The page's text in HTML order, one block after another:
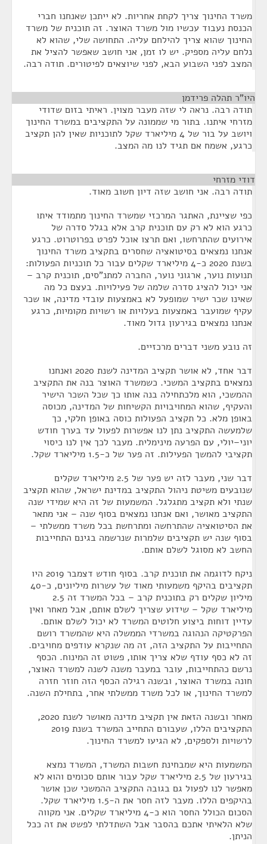
משרד החינוך צריך לקחת אחריות. לא ייתכן שאנחנו חברי
הכנסת נעבוד עכשיו מול משרד האוצר. זה תוכנית של משרד
החינוך שהוא צריך להילחם עליה. התחושה שלי, שהוא לא
נלחם עליה מספיק. יש לו זמן, אני חושב שאפשר להציל את
המצב לפני השבוע הבא, לפני שיוצאים לפיטורים. תודה רבה.
היו"ר תהלה פרידמן
תודה רבה. נראה לי שזה מעבר מצוין. ראיתי בזום שדודי
מזרחי איתנו. בתור מי שממונה על התקציבים במשרד החינוך
ויושב על בור של 4 מיליארד שקל לתוכניות שאין להן תקציב
כרגע, אשמח אם תגיד לנו מה המצב.
דודי מזרחי
תודה רבה. אני חושב שזה דיון חשוב מאוד.
כפי שציינת, האתגר המרכזי שמשרד החינוך מתמודד איתו
כרגע הוא לא רק עם תוכנית קרב אלא בגלל סדרה של
אירועים שהתרחשו, ואם תרצו אוכל לפרט בפרוטרוט. כרגע
אנחנו נמצאים בסיטואציה שחסרים בתקציב משרד החינוך
בשנת 2020 כ-4 מיליארד שקלים עבור כל תוכניות הפעולות:
תנועות נוער, ארגוני נוער, החברה למתנ"סים, תוכנית קרב –
אני יכול להציג סדרה שלמה של פעילויות. בעצם כל מה
שאינו שכר ישיר שמופעל לא באמצעות עובדי מדינה, או שכר
עקיף שמועבר באמצעות בעלויות או רשויות מקומיות, כרגע
אנחנו נמצאים בגירעון גדול מאוד.
זה נובע משני דברים מרכזיים.
דבר אחד, לא אושר תקציב המדינה לשנת 2020 ואנחנו
נמצאים בתקציב המשכי. כשמשרד האוצר בנה את התקציב
ההמשכי, הוא מלכתחילה בנה אותו כך שכל השכר הישיר
והעקיף, שהוא המחויבויות הקשיחות של המדינה, מכוסה
באופן מלא. כל תקציב הפעולות כוסה באופן חלקי, כך
שלמעשה התקציב נתן לנו אפשרות לפעול עד בערך חודש
יוני–יולי, עם הפרעה מינימלית. מעבר לכך אין לנו כיסוי
תקציבי להמשך הפעילות. זה פער של כ-1.5 מיליארד שקל.
דבר שני, מעבר לזה יש פער של 2.5 מיליארד שקלים
שנובעים משיטת ניהול התקציב במדינת ישראל, שהוא תקציב
שנתי ולא תקציב מתגלגל. המשמעות של זה היא שמידי שנה
התקציב מאושר, ואם אנחנו נמצאים בסוף שנה – אני מתאר
את הסיטואציה שהתרחשה ומתרחשת בכל משרד ממשלתי –
בסוף שנה יש תקציבים שלמרות שנרשמה בגינם התחייבות
החשב לא מסוגל לשלם אותם.
ניקח לדוגמה את תוכנית קרב. בסוף חודש דצמבר 2019 היו
תקציבים בהיקף משמעותי מאוד של עשרות מיליונים, כ-40
מיליון שקלים רק בתוכנית קרב – בכל המשרד זה 2.5
מיליארד שקל – שידוע שצריך לשלם אותם, אבל מאחר ואין
עדיין דוחות ביצוע חלוטים המשרד לא יכול לשלם אותם.
הפרקטיקה הנהוגה במשרדי הממשלה היא שהמשרד רושם
התחייבות על התקציב הזה, זה מה שנקרא עודפים מחויבים.
זה לא כסף עודף שלא צריך אותו, פשוט זה המינוח. הכסף
נרשם כהתחייבות, עובר במעבר משנה לשנה למשרד האוצר,
חונה במשרד האוצר, ובשנה רגילה הכסף הזה חוזר חזרה
למשרד החינוך, או לכל משרד ממשלתי אחר, בתחילת השנה.
מאחר ובשנה הזאת אין תקציב מדינה מאושר לשנת 2020,
התקציבים הללו, שעבורם התחייב המשרד בשנת 2019
לרשויות ולספקים, לא הגיעו למשרד החינוך.
המשמעות היא שמבחינת חשבות המשרד, המשרד נמצא
בגירעון של 2.5 מיליארד שקל עבור אותם סכומים והוא לא
מאפשר לנו לפעול גם בגובה התקציב ההמשכי שכן אושר
בהיקפים הללו. מעבר לזה חסר את ה-1.5 מיליארד שקל.
הסכום הכולל החסר הוא כ-4 מיליארד שקלים. אני מקווה
שלא הלאיתי אתכם בהסבר אבל השתדלתי לפשט את זה ככל
הניתן.